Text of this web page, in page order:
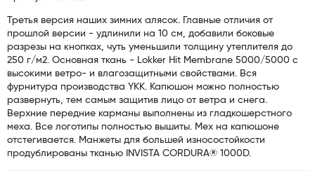
Третья версия наших зимних алясок. Главные отличия от
прошлой версии - удлинили на 10 см, добавили боковые
разрезы на кнопках, чуть уменьшили толщину утеплителя до
250 г/м2. Основная ткань - Lokker Hit Membrane 5000/5000 с
высокими ветро- и влагозащитными свойствами. Вся
фурнитура производства YKK. Капюшон можно полностью
развернуть, тем самым защитив лицо от ветра и снега.
Верхние передние карманы выполнены из гладкошерстного
меха. Все логотипы полностью вышиты. Мех на капюшоне
отстегивается. Манжеты для большей износостойкости
продублированы тканью INVISTA CORDURA® 1000D.